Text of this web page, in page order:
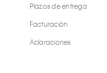
Plazos de entrega
Facturación
Aclaraciones